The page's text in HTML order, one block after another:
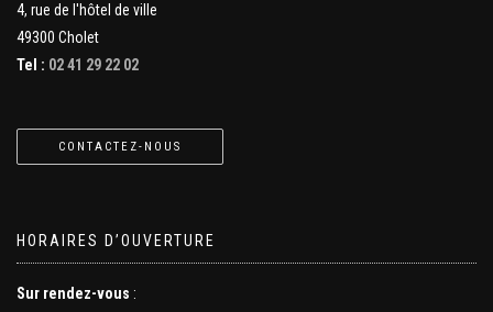
4, rue de l'hôtel de ville
49300 Cholet
Tel : 02 41 29 22 02
CONTACTEZ-NOUS
HORAIRES D’OUVERTURE
Sur rendez-vous :